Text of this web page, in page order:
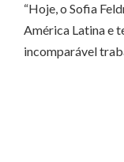
“Hoje, o Sofia
América Latina e
incomparável